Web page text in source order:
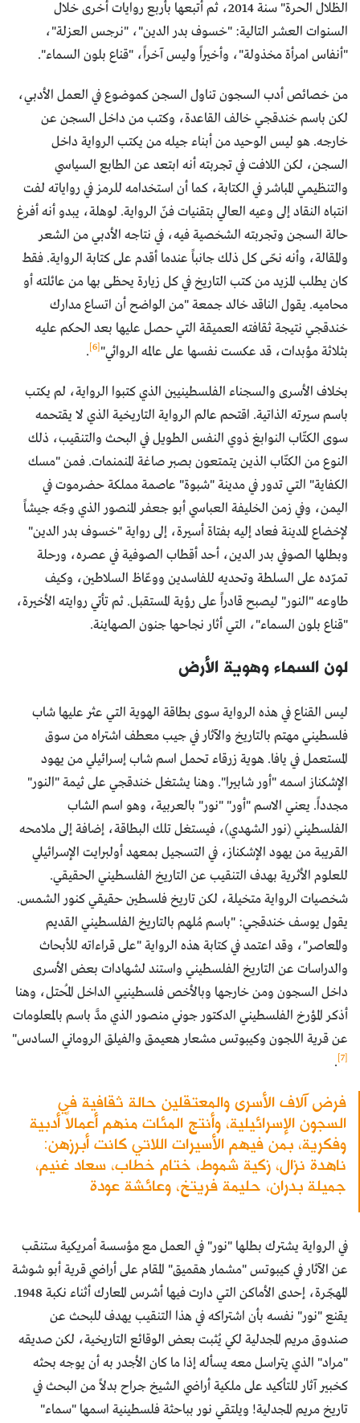
الظلال الحرة" سنة 2014، ثم أتبعها بأربع روايات أخرى خلال
السنوات العشر التالية: "خسوف بدر الدين"، "نرجس العزلة"،
"أنفاس امرأة مخذولة"، وأخيراً وليس آخراً، "قناع بلون السماء".
من خصائص أدب السجون تناول السجن كموضوع في العمل الأدبي،
لكن باسم خندقجي خالف القاعدة، وكتب من داخل السجن عن
خارجه. هو ليس الوحيد من أبناء جيله من يكتب الرواية داخل
السجن، لكن اللافت في تجربته أنه ابتعد عن الطابع السياسي
والتنظيمي المباشر في الكتابة، كما أن استخدامه للرمز في رواياته لفت
انتباه النقاد إلى وعيه العالي بتقنيات فنّ الرواية. لوهلة، يبدو أنه أفرغ
حالة السجن وتجربته الشخصية فيه، في نتاجه الأدبي من الشعر
والمقالة، وأنه نحّى كل ذلك جانباً عندما أقدم على كتابة الرواية. فقط
كان يطلب المزيد من كتب التاريخ في كل زيارة يحظى بها من عائلته أو
محاميه. يقول الناقد خالد جمعة "من الواضح أن اتساع مدارك
خندقجي نتيجة ثقافته العميقة التي حصل عليها بعد الحكم عليه
بثلاثة مؤبدات، قد عكست نفسها على عالمه الروائي"[6]
.
بخلاف الأسرى والسجناء الفلسطينيين الذي كتبوا الرواية، لم يكتب
باسم سيرته الذاتية. اقتحم عالم الرواية التاريخية الذي لا يقتحمه
سوى الكتّاب النوابغ ذوي النفس الطويل في البحث والتنقيب، ذلك
النوع من الكتّاب الذين يتمتعون بصبر صاغة المنمنمات. فمن "مسك
الكفاية" التي تدور في مدينة "شبوة" عاصمة مملكة حضرموت في
اليمن، وفي زمن الخليفة العباسي أبو جعفر المنصور الذي وجّه جيشاً
لإخضاع المدينة فعاد إليه بفتاة أسيرة، إلى رواية "خسوف بدر الدين"
وبطلها الصوفي بدر الدين، أحد أقطاب الصوفية في عصره، ورحلة
تمرّده على السلطة وتحديه للفاسدين ووعّاظ السلاطين، وكيف
طاوعه "النور" ليصبح قادراً على رؤية المستقبل. ثم تأتي روايته الأخيرة،
"قناع بلون السماء"، التي أثار نجاحها جنون الصهاينة.
لون السماء وهوية الأرض
ليس القناع في هذه الرواية سوى بطاقة الهوية التي عثر عليها شاب
فلسطيني مهتم بالتاريخ والآثار في جيب معطف اشتراه من سوق
المستعمل في يافا. هوية زرقاء تحمل اسم شاب إسرائيلي من يهود
الإشكناز اسمه "أور شابيرا". وهنا يشتغل خندقجي على ثيمة "النور"
مجدداً. يعني الاسم "أور" "نور" بالعربية، وهو اسم الشاب
الفلسطيني (نور الشهدي)، فيستغل تلك البطاقة، إضافة إلى ملامحه
القريبة من يهود الإشكناز، في التسجيل بمعهد أولبرايت الإسرائيلي
للعلوم الأثرية بهدف التنقيب عن التاريخ الفلسطيني الحقيقي.
شخصيات الرواية متخيلة، لكن تاريخ فلسطين حقيقي كنور الشمس.
يقول يوسف خندقجي: "باسم مُلهم بالتاريخ الفلسطيني القديم
والمعاصر"، وقد اعتمد في كتابة هذه الرواية "على قراءاته للأبحاث
والدراسات عن التاريخ الفلسطيني واستند لشهادات بعض الأسرى
داخل السجون ومن خارجها وبالأخص فلسطينيي الداخل المُحتل، وهنا
أذكر المؤرخ الفلسطيني الدكتور جوني منصور الذي مدَّ باسم بالمعلومات
عن قرية اللجون وكيبوتس مشعار هعيمق والفيلق الروماني السادس"
[7]
.
فرض آلاف الأسرى والمعتقلين حالة ثقافية في
السجون الإسرائيلية، وأنتج المئات منهم أعمالاً أدبية
وفكرية، بمن فيهم الأسيرات اللاتي كانت أبرزهن:
ناهدة نزال، زكية شموط، ختام خطاب، سعاد غنيم،
جميلة بدران، حليمة فريتخ، وعائشة عودة
في الرواية يشترك بطلها "نور" في العمل مع مؤسسة أمريكية ستنقب
عن الآثار في كيبوتس "مشمار هقميق" المقام على أراضي قرية أبو شوشة
المهجّرة، إحدى الأماكن التي دارت فيها أشرس المعارك أثناء نكبة 1948.
يقنع "نور" نفسه بأن اشتراكه في هذا التنقيب يهدف للبحث عن
صندوق مريم المجدلية لكي يُثبت بعض الوقائع التاريخية، لكن صديقه
"مراد" الذي يتراسل معه يسأله إذا ما كان الأجدر به أن يوجه بحثه
كخبير آثار للتأكيد على ملكية أراضي الشيخ جراح بدلاً من البحث في
تاريخ مريم المجدلية! ويلتقي نور بباحثة فلسطينية اسمها "سماء"